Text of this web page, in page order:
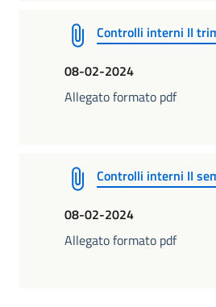
Controlli interni II
08-02-2024
Allegato formato pdf
Controlli interni II
08-02-2024
Allegato formato pdf